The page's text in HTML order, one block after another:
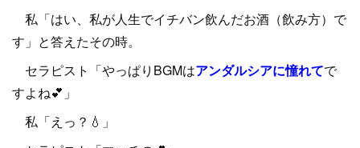
私「はい、私が人生でイチバン飲んだお酒（飲み方）で
す」と答えたその時。
セラピスト「やっぱりBGMはアンダルシアに憧れてで
すよね💕」
私「えっ？💧」